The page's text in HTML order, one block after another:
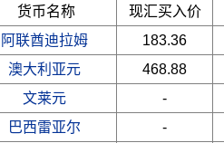
货币名称
现汇买入价
阿联酋迪拉姆
183.36
澳大利亚元
468.88
文莱元
-
巴西雷亚尔
-